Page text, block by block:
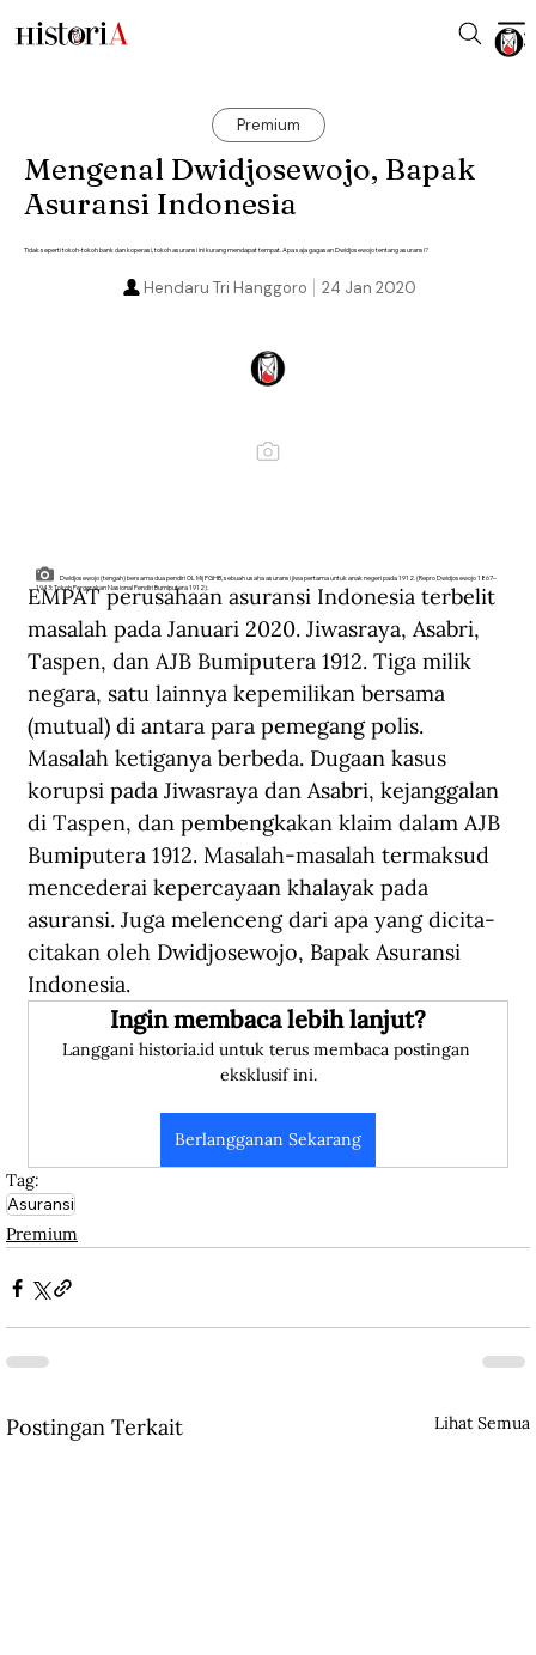
Premium
Mengenal Dwidjosewojo, Bapak
Asuransi Indonesia
Tidak seperti tokoh-tokoh bank dan koperasi, tokoh asuransi ini kurang mendapat tempat. Apa saja gagasan Dwidjosewojo tentang asuransi?
24 Jan 2020
Hendaru Tri Hanggoro
Dwidjosewojo (tengah) bersama dua pendiri OL Mij PGHB, sebuah usaha asuransi jiwa pertama untuk anak negeri pada 1912. (Repro Dwidjosewojo 1867–
1943: Tokoh Pergerakan Nasional Pendiri Bumiputera 1912).
EMPAT perusahaan asuransi Indonesia terbelit
masalah pada Januari 2020. Jiwasraya, Asabri,
Taspen, dan AJB Bumiputera 1912. Tiga milik
negara, satu lainnya kepemilikan bersama
(mutual) di antara para pemegang polis.
Masalah ketiganya berbeda. Dugaan kasus
korupsi pada Jiwasraya dan Asabri, kejanggalan
di Taspen, dan pembengkakan klaim dalam AJB
Bumiputera 1912. Masalah-masalah termaksud
mencederai kepercayaan khalayak pada
asuransi. Juga melenceng dari apa yang dicita-
citakan oleh Dwidjosewojo, Bapak Asuransi
Indonesia.
Ingin membaca lebih lanjut?
Langgani historia.id untuk terus membaca postingan
eksklusif ini.
Berlangganan Sekarang
Tag:
Asuransi
Premium
Postingan Terkait Lihat Semua